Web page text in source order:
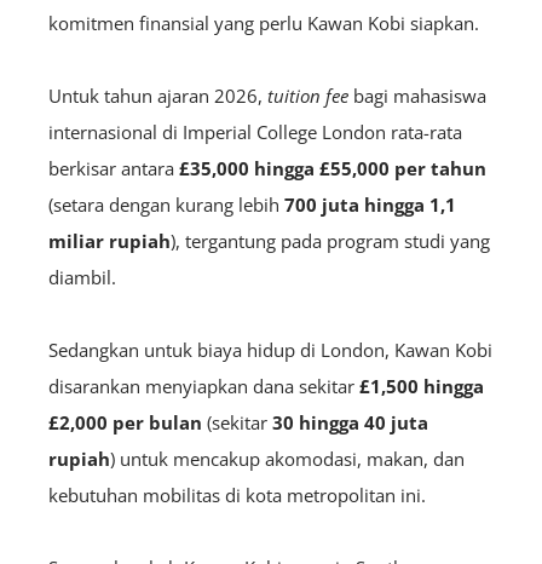
komitmen finansial yang perlu Kawan Kobi siapkan.
Untuk tahun ajaran 2026, tuition fee bagi mahasiswa
internasional di Imperial College London rata-rata
berkisar antara £35,000 hingga £55,000 per tahun
(setara dengan kurang lebih 700 juta hingga 1,1
miliar rupiah), tergantung pada program studi yang
diambil.
Sedangkan untuk biaya hidup di London, Kawan Kobi
disarankan menyiapkan dana sekitar £1,500 hingga
£2,000 per bulan (sekitar 30 hingga 40 juta
rupiah) untuk mencakup akomodasi, makan, dan
kebutuhan mobilitas di kota metropolitan ini.